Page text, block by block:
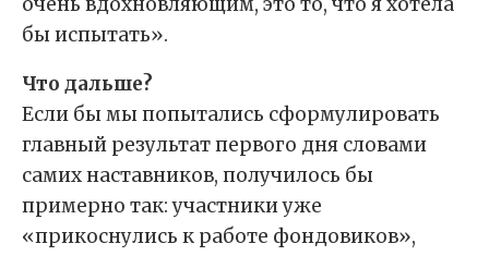
бы испытать».
Что дальше?
Если бы мы попытались сформулировать
главный результат первого дня словами
самих наставников, получилось бы
примерно так: участники уже
«прикоснулись к работе фондовиков»,